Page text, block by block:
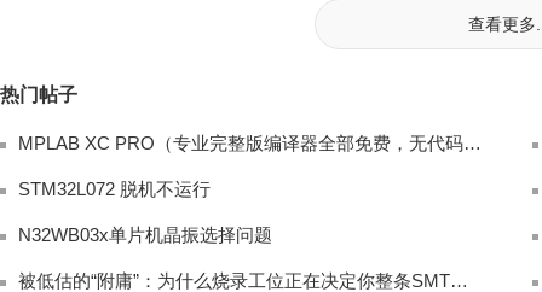
查看更多
热门帖子
MPLAB XC PRO（专业完整版编译器全部免费，无代码限制、无高级优化封锁，商
STM32L072 脱机不运行
N32WB03x单片机晶振选择问题
被低估的“附庸”：为什么烧录工位正在决定你整条SMT产线的有效产出？